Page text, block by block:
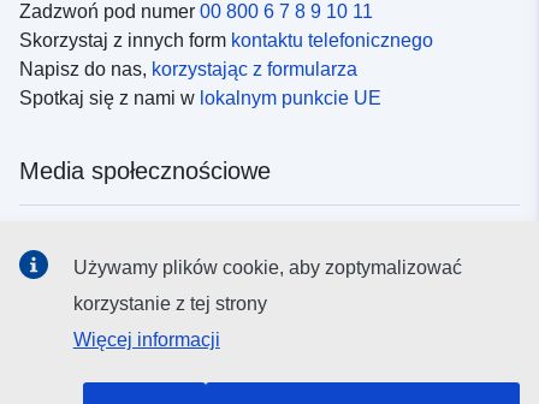
Zadzwoń pod numer 00 800 6 7 8 9 10 11
Skorzystaj z innych form kontaktu telefonicznego
Napisz do nas, korzystając z formularza
Spotkaj się z nami w lokalnym punkcie UE
Media społecznościowe
Instytucje i organy UE
Używamy plików cookie, aby zoptymalizować
korzystanie z tej strony
Więcej informacji